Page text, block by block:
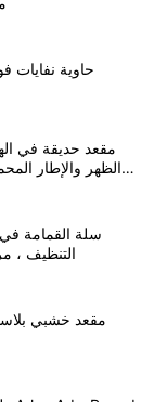
حاوية نفايات
الظهر والإطار
والمتاجر
سلة القمامة في
التنظيف ،
مقعد خشبي